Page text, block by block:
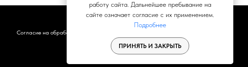
Согласие на обработку
работу сайта. Дальнейшее пребывание на
сайте означает согласие с их применением.
Подробнее
ПРИНЯТЬ И ЗАКРЫТЬ